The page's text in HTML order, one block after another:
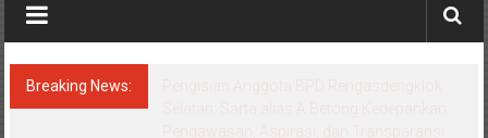
Jawa
Barat
Inspirasi
Breaking News: